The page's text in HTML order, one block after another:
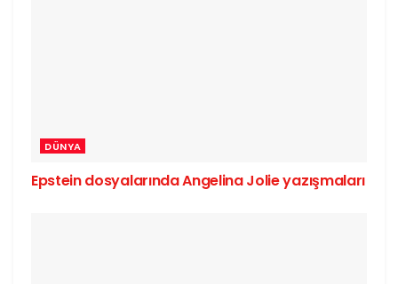
DÜNYA
Epstein dosyalarında Angelina Jolie yazışmaları